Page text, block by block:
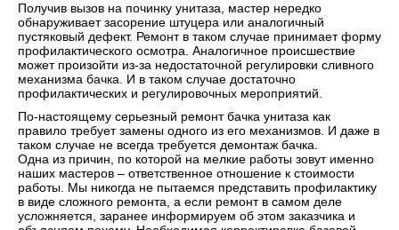
Получив вызов на починку унитаза, мастер нередко
обнаруживает засорение штуцера или аналогичный
пустяковый дефект. Ремонт в таком случае принимает форму
профилактического осмотра. Аналогичное происшествие
может произойти из-за недостаточной регулировки сливного
механизма бачка. И в таком случае достаточно
профилактических и регулировочных мероприятий.
По-настоящему серьезный ремонт бачка унитаза как
правило требует замены одного из его механизмов. И даже в
таком случае не всегда требуется демонтаж бачка.
Одна из причин, по которой на мелкие работы зовут именно
наших мастеров – ответственное отношение к стоимости
работы. Мы никогда не пытаемся представить профилактику
в виде сложного ремонта, а если ремонт в самом деле
усложняется, заранее информируем об этом заказчика и